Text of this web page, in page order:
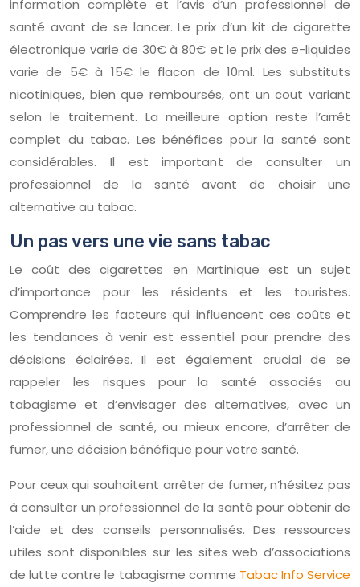
information complète et l’avis d’un professionnel de
santé avant de se lancer. Le prix d’un kit de cigarette
électronique varie de 30€ à 80€ et le prix des e-liquides
varie de 5€ à 15€ le flacon de 10ml. Les substituts
nicotiniques, bien que remboursés, ont un cout variant
selon le traitement. La meilleure option reste l’arrêt
complet du tabac. Les bénéfices pour la santé sont
considérables. Il est important de consulter un
professionnel de la santé avant de choisir une
alternative au tabac.
Un pas vers une vie sans tabac
Le coût des cigarettes en Martinique est un sujet
d’importance pour les résidents et les touristes.
Comprendre les facteurs qui influencent ces coûts et
les tendances à venir est essentiel pour prendre des
décisions éclairées. Il est également crucial de se
rappeler les risques pour la santé associés au
tabagisme et d’envisager des alternatives, avec un
professionnel de santé, ou mieux encore, d’arrêter de
fumer, une décision bénéfique pour votre santé.
Pour ceux qui souhaitent arrêter de fumer, n’hésitez pas
à consulter un professionnel de la santé pour obtenir de
l’aide et des conseils personnalisés. Des ressources
utiles sont disponibles sur les sites web d’associations
de lutte contre le tabagisme comme Tabac Info Service